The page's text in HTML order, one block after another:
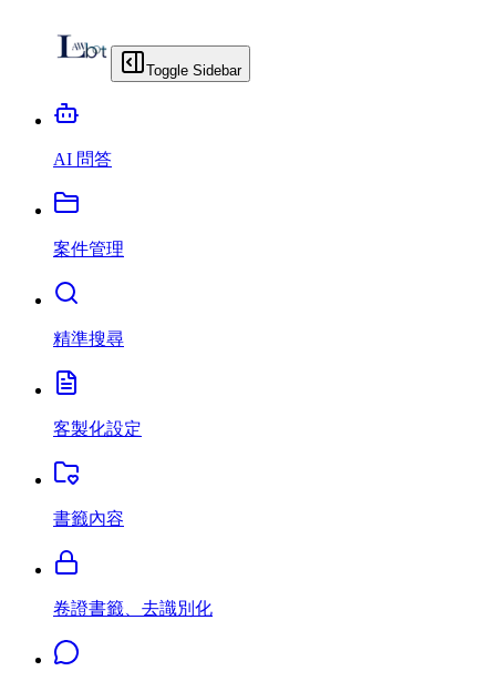
Toggle Sidebar
AI 問答
案件管理
精準搜尋
客製化設定
書籤內容
卷證書籤、去識別化